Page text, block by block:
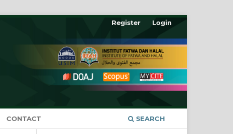
CONTACT SEARCH
Register Login